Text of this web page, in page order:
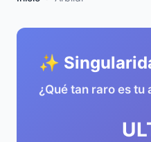
✨
¿Qué tan raro es tu